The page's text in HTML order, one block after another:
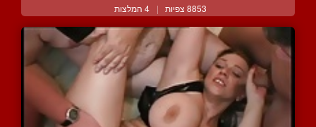
8853 צפיות | 4 המלצות